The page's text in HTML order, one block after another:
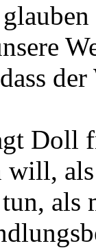
Doll
will,
als